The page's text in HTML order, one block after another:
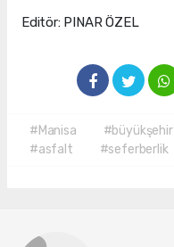
Editör: PINAR ÖZEL
#Manisa #büyükşehir
#asfalt
#seferberlik